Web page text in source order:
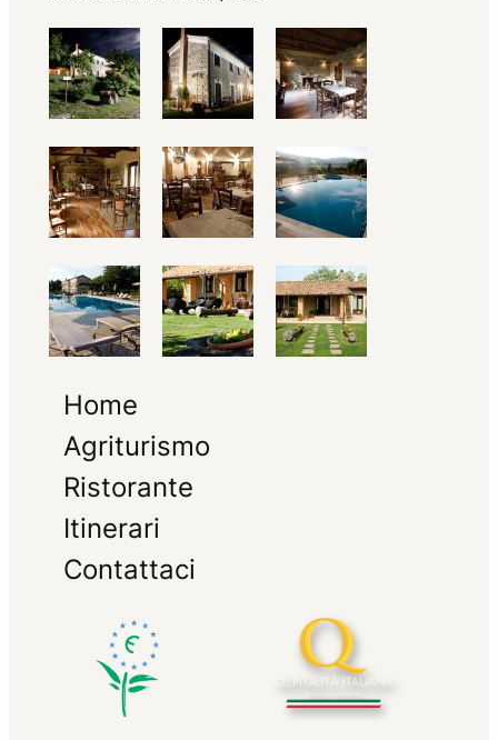
Home
Agriturismo
Ristorante
Itinerari
Contattaci